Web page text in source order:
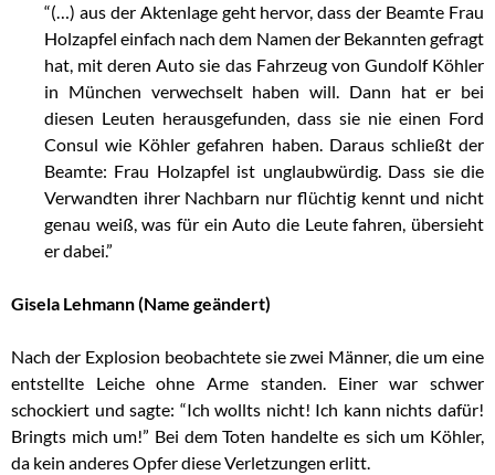
“(…) aus der Aktenlage geht hervor, dass der Beamte Frau
Holzapfel einfach nach dem Namen der Bekannten gefragt
hat, mit deren Auto sie das Fahrzeug von Gundolf Köhler
in München verwechselt haben will. Dann hat er bei
diesen Leuten herausgefunden, dass sie nie einen Ford
Consul wie Köhler gefahren haben. Daraus schließt der
Beamte: Frau Holzapfel ist unglaubwürdig. Dass sie die
Verwandten ihrer Nachbarn nur flüchtig kennt und nicht
genau weiß, was für ein Auto die Leute fahren, übersieht
er dabei.”
Gisela Lehmann (Name geändert)
Nach der Explosion beobachtete sie zwei Männer, die um eine
entstellte Leiche ohne Arme standen. Einer war schwer
schockiert und sagte: “Ich wollts nicht! Ich kann nichts dafür!
Bringts mich um!” Bei dem Toten handelte es sich um Köhler,
da kein anderes Opfer diese Verletzungen erlitt.